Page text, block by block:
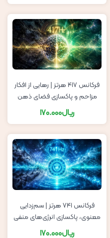
فرکانس ۴۱۷ هرتز | رهایی از افکار
مزاحم و پاکسازی فضای ذهن
ریال170.000
فرکانس ۷۴۱ هرتز | سم‌زدایی
معنوی، پاکسازی انرژی‌های منفی
و شفافیت بیان | چاکرای گلو
ریال170.000